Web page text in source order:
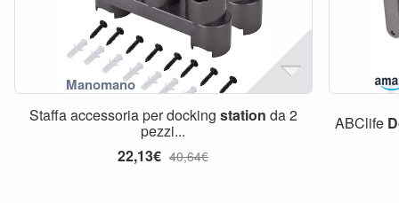
Staffa accessoria per docking station da 2
pezzi...
22,13€ 40,64€
ABClife